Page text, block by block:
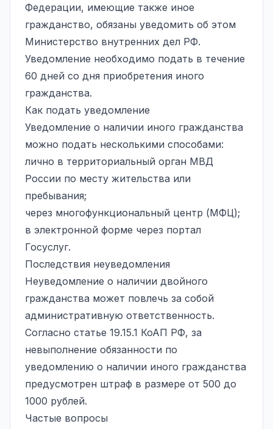
Федерации, имеющие также иное
гражданство, обязаны уведомить об этом
Министерство внутренних дел РФ.
Уведомление необходимо подать в течение
60 дней со дня приобретения иного
гражданства.
Как подать уведомление
Уведомление о наличии иного гражданства
можно подать несколькими способами:
лично в территориальный орган МВД
России по месту жительства или
пребывания;
через многофункциональный центр (МФЦ);
в электронной форме через портал
Госуслуг.
Последствия неуведомления
Неуведомление о наличии двойного
гражданства может повлечь за собой
административную ответственность.
Согласно статье 19.15.1 КоАП РФ, за
невыполнение обязанности по
уведомлению о наличии иного гражданства
предусмотрен штраф в размере от 500 до
1000 рублей.
Частые вопросы